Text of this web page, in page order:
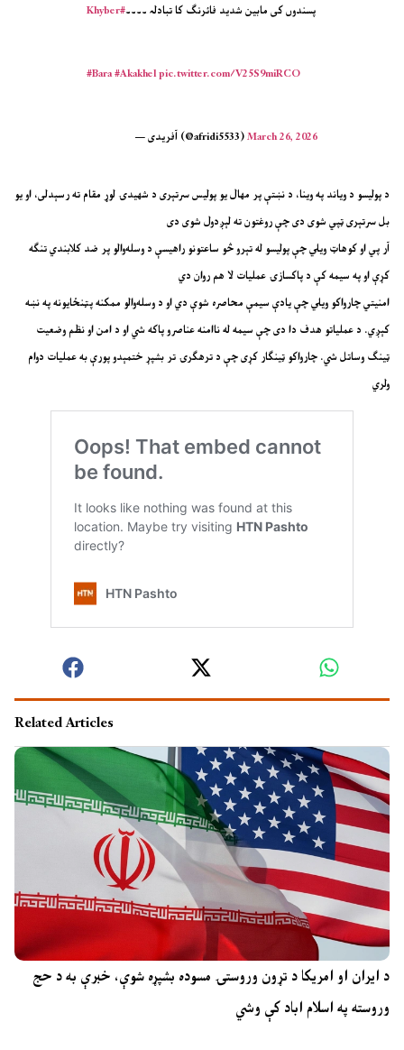
پسندوں کی مابین شدید فائرنگ کا تبادلہ ۔۔۔۔#Khyber
#Bara#Akakhelpic.twitter.com/V25S9miRCO
— آفریدی (@afridi5533)March 26, 2026
د پولیسو د ویاند په وینا، د نښتې پر مهال یو پولیس سرتېری د شهیدۍ لوړ مقام ته رسېدلی، او یو
بل سرتېری ټپي شوی دی چې روغتون ته لېږدول شوی دی
آر پي او کوهاټ ویلي چې پولیسو له تېرو څو ساعتونو راهیسې د وسله‌والو پر ضد کلابندي تنگه
کړې او په سیمه کې د پاکسازۍ عملیات لا هم روان دي
امنیتي چارواکو ویلي چې یادې سیمې محاصره شوې دي او د وسله‌والو ممکنه پټنځایونه په نښه
کېږي. د عملیاتو هدف دا دی چې سیمه له ناامنه عناصرو پاکه شي او د امن او نظم وضعیت
ټینګ وساتل شي. چارواکو ټینګار کړی چې د ترهګرۍ تر بشپړ ختمېدو پورې به عملیات دوام
ولري
Related Articles
د ایران او امریکا د تړون وروستۍ مسوده بشپړه شوې، خبرې به د حج
وروسته په اسلام اباد کې وشي